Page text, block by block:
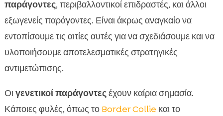
παράγοντες, περιβαλλοντικοί επιδραστές, και άλλοι
εξωγενείς παράγοντες. Είναι άκρως αναγκαίο να
εντοπίσουμε τις αιτίες αυτές για να σχεδιάσουμε και να
υλοποιήσουμε αποτελεσματικές στρατηγικές
αντιμετώπισης.
Οιγενετικοί παράγοντεςέχουν καίρια σημασία.
Κάποιες φυλές, όπως το Border Collie και το